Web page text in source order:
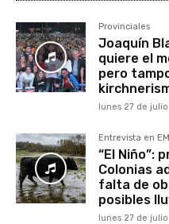
Provinciales
Joaquín
quiere el
pero
lunes 27 de
Entrevista en
“El Niño”:
Colonias
falta de
posibles
lunes 27 de